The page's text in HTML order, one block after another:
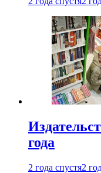
года
2 года спустя2